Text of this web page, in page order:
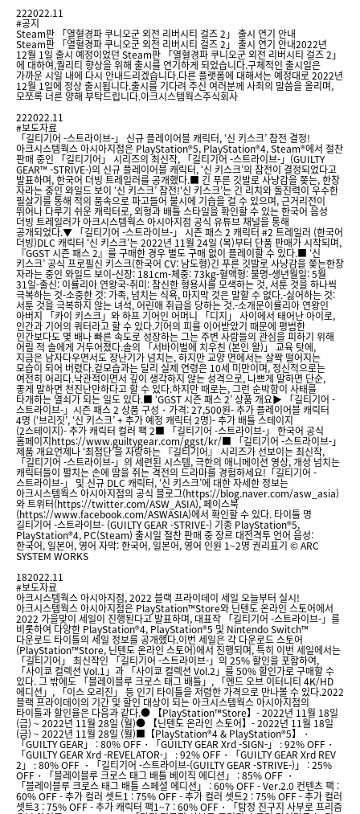
222022.11
#공지
Steam판 「열혈경파 쿠니오군 외전 리버시티 걸즈 2」 출시 연기 안내
Steam판 「열혈경파 쿠니오군 외전 리버시티 걸즈 2」 출시 연기 안내2022년
12월 1일 출시 예정이었던 Steam판 「열혈경파 쿠니오군 외전 리버시티 걸즈 2」
에 대하여,퀄리티 향상을 위해 출시를 연기하게 되었습니다.구체적인 출시일은
가까운 시일 내에 다시 안내드리겠습니다.다른 플랫폼에 대해서는 예정대로 2022년
12월 1일에 정상 출시됩니다.출시를 기다려 주신 여러분께 사죄의 말씀을 올리며,
모쪼록 너른 양해 부탁드립니다.아크시스템웍스주식회사
222022.11
#보도자료
「길티기어 -스트라이브-」 신규 플레이어블 캐릭터, ‘신 키스크’ 참전 결정!
아크시스템웍스 아시아지점은 PlayStation®5, PlayStation®4, Steam®에서 절찬
판매 중인 「길티기어」 시리즈의 최신작, 「길티기어 -스트라이브-」(GUILTY
GEAR™ -STRIVE-)의 신규 플레이어블 캐릭터, ‘신 키스크’의 참전이 결정되었다고
발표하며, 한국어 더빙 트레일러를 공개했다.■ 긴 푸른 깃발로 사냥감을 쫒는, 한창
자라는 중인 와일드 보이 ‘신 키스크’ 참전!‘신 키스크’는 긴 리치와 돌진력이 우수한
필살기를 통해 적의 품속으로 파고들어 불시에 기습을 걸 수 있으며, 근거리전이
뛰어나 다루기 쉬운 캐릭터로, 외형과 배틀 스타일을 확인할 수 있는 한국어 음성
더빙 트레일러가 아크시스템웍스 아시아지점 공식 유튜브 채널을 통해
공개되었다.▼ 「길티기어 -스트라이브-」 시즌 패스 2 캐릭터 #2 트레일러 (한국어
더빙)DLC 캐릭터 ‘신 키스크’는 2022년 11월 24일 (목)부터 단품 판매가 시작되며,
『GGST 시즌 패스 2』를 구매한 경우 별도 구매 없이 플레이할 수 있다.■ ‘신
키스크’ 공식 프로필신 키스크(한국어 CV: 남도형)긴 푸른 깃발로 사냥감을 쫒는한창
자라는 중인 와일드 보이-신장: 181cm-체중: 73kg-혈액형: 불명-생년월일: 5월
31일-출신: 이률리아 연왕국-취미: 참신한 형용사를 모색하는 것, 서툰 것을 하나씩
극복하는 것-소중한 것: 가족, 넘치는 식욕, 마지막 것은 말할 수 없다.-싫어하는 것:
서툰 것을 극복하지 않는 녀석, 어린애 취급을 당하는 것.-소개문이률리아 연왕인
아버지 「카이 키스크」와 하프 기어인 어머니 「디지」 사이에서 태어난 아이로,
인간과 기어의 쿼터라고 할 수 있다.기어의 피를 이어받았기 때문에 평범한
인간보다도 몇 배나 빠른 속도로 성장하는 그는 주변 사람들의 관심을 피하기 위해
어릴 적 솔에게 거두어졌다.솔의 「서바이벌에 치우친 (본인 왈)」 교육 탓에,
지금은 남자다우면서도 장난기가 넘치는, 하지만 교양 면에서는 살짝 떨어지는
모습이 되어 버렸다.겉모습과는 달리 실제 연령은 10세 미만이며, 정신적으로는
여전히 어리다.낙관적이면서 깊이 생각하지 않는 성격으로, 나쁘게 말하면 단순,
좋게 말하면 천진난만하다고 할 수 있다.하지만 때로는, 그런 순박함이 사태를
타개하는 열쇠가 되는 일도 있다.■ ‘GGST 시즌 패스 2’ 상품 개요▶ 「길티기어 -
스트라이브-」시즌 패스 2 상품 구성・가격: 27,500원- 추가 플레이어블 캐릭터
4명 (‘브리짓’, ‘신 키스크’ + 추가 예정 캐릭터 2명)- 추가 배틀 스테이지
(2스테이지)- 추가 캐릭터 컬러 팩 2■ 「길티기어 -스트라이브-」 한국어 공식
홈페이지https://www.guiltygear.com/ggst/kr/■ 「길티기어 -스트라이브-」
제품 개요언제나 ‘최첨단’을 자랑하는 『길티기어』 시리즈가 선보이는 최신작,
「길티기어 -스트라이브-」의 세련된 시스템, 극한의 애니메이션 영상, 개성 넘치는
캐릭터들이 펼치는 손에 땀을 쥐는 격전의 드라마를 경험하세요!「길티기어 -
스트라이브-」 및 신규 DLC 캐릭터, ‘신 키스크’에 대한 자세한 정보는
아크시스템웍스 아시아지점의 공식 블로그(https://blog.naver.com/asw_asia)
와 트위터(https://twitter.com/ASW_ASIA), 페이스북
(https://www.facebook.com/ASWASIA)에서 확인할 수 있다. 타이틀 명
길티기어 -스트라이브- (GUILTY GEAR -STRIVE-) 기종 PlayStation®5,
PlayStation®4, PC(Steam) 출시일 절찬 판매 중 장르 대전격투 언어 음성:
한국어, 일본어, 영어 자막: 한국어, 일본어, 영어 인원 1~2명 권리표기 © ARC
SYSTEM WORKS
182022.11
#보도자료
아크시스템웍스 아시아지점, 2022 블랙 프라이데이 세일 오늘부터 실시!
아크시스템웍스 아시아지점은 PlayStation™Store와 닌텐도 온라인 스토어에서
2022 가을맞이 세일이 진행된다고 발표하며, 대표작 「길티기어 -스트라이브-」를
비롯하여 다양한 PlayStation®4, PlayStation®5 및 Nintendo Switch™
다운로드 타이틀의 세일 정보를 공개했다.이번 세일은 각 다운로드 스토어
(PlayStation™Store, 닌텐도 온라인 스토어)에서 진행되며, 특히 이번 세일에서는
「길티기어」 최신작인 「길티기어 -스트라이브-」의 25% 할인을 포함하여,
「사이쿄 컬렉션 Vol.1」과 「사이쿄 컬렉션 Vol.2」를 50% 할인가로 구매할 수
있다. 그 밖에도 「블레이블루 크로스 태그 배틀」, 「엔드 오브 이터니티 4K/HD
에디션」, 「이스 오리진」 등 인기 타이틀을 저렴한 가격으로 만나볼 수 있다.2022
블랙 프라이데이의 기간 및 할인 대상이 되는 아크시스템웍스 아시아지점의
타이틀과 할인율은 다음과 같다.● 【PlayStation™Store】- 2022년 11월 18일
(금) ~ 2022년 11월 28일 (월)● 【닌텐도 온라인 스토어】- 2022년 11월 18일
(금) ~ 2022년 11월 28일 (월)■【PlayStation®4 & PlayStation®5】・
「GUILTY GEAR」 : 80% OFF・「GUILTY GEAR Xrd -SIGN-」 : 92% OFF・
「GUILTY GEAR Xrd -REVELATOR-」 : 92% OFF・「GUILTY GEAR Xrd REV
2」 : 80% OFF ・「길티기어 -스트라이브-(GUILTY GEAR -STRIVE-)」 : 25%
OFF・「블레이블루 크로스 태그 배틀 베이직 에디션」 : 85% OFF ・
「블레이블루 크로스 태그 배틀 스페셜 에디션」 : 60% OFF - Ver.2.0 컨텐츠 팩 :
60% OFF - 추가 컬러 셋트1 : 75% OFF - 추가 컬러 셋트2 : 75% OFF - 추가 컬러
셋트3 : 75% OFF - 추가 캐릭터 팩1~7 : 60% OFF・「탐정 진구지 사부로 프리즘